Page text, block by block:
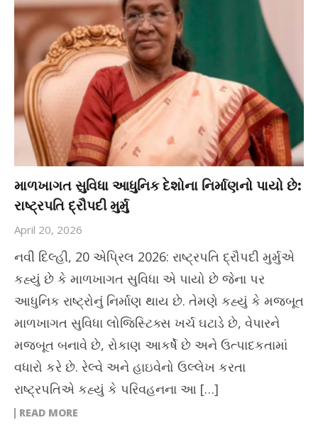
માળખાગત સુવિધા આધુનિક દેશોના નિર્માણનો પાયો છે:
રાષ્ટ્રપતિ દ્રૌપદી મુર્મુ
April 20, 2026
નવી દિલ્હી, 20 એપ્રિલ 2026: રાષ્ટ્રપતિ દ્રૌપદી મુર્મુએ
કહ્યું છે કે માળખાગત સુવિધા એ પાયો છે જેના પર
આધુનિક રાષ્ટ્રોનું નિર્માણ થાય છે. તેમણે કહ્યું કે મજબૂત
માળખાગત સુવિધા લોજિસ્ટિક્સ ખર્ચ ઘટાડે છે, વેપારને
મજબૂત બનાવે છે, રોકાણ આકર્ષે છે અને ઉત્પાદકતામાં
વધારો કરે છે. રેલ્વે અને હાઇવેનો ઉલ્લેખ કરતા
રાષ્ટ્રપતિએ કહ્યું કે પરિવહનના આ […]
READ MORE